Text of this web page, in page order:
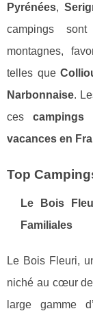
Pyrénées,
campings
montagnes,
telles que
Narbonnaise.
ces campings
vacances en
Top
Le Bois
Familiales
Le Bois Fleuri,
niché au cœur
large gamme